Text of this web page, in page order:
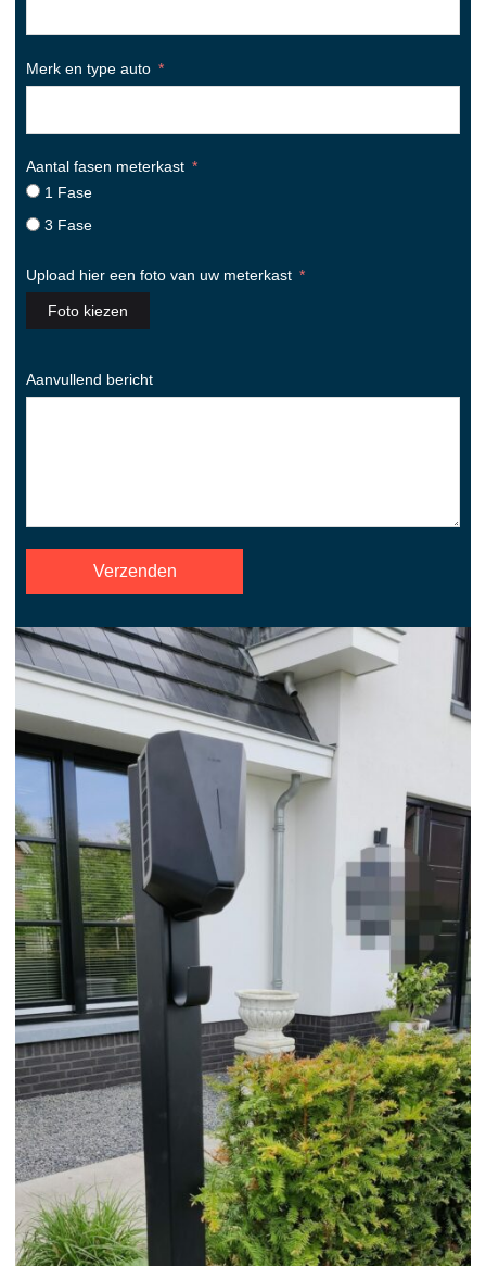
Merk en type auto
Aantal fasen meterkast
1 Fase
3 Fase
Upload hier een foto van uw meterkast
Foto kiezen
Aanvullend bericht
Verzenden